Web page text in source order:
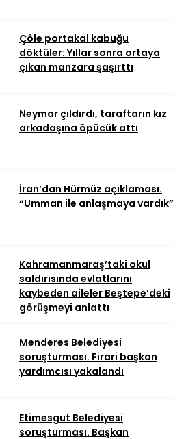
Çöle portakal kabuğu
döktüler: Yıllar sonra ortaya
çıkan manzara şaşırttı
Neymar çıldırdı, taraftarın kız
arkadaşına öpücük attı
İran’dan Hürmüz açıklaması.
“Umman ile anlaşmaya vardık”
Kahramanmaraş’taki okul
saldırısında evlatlarını
kaybeden aileler Beştepe’deki
görüşmeyi anlattı
Menderes Belediyesi
soruşturması. Firari başkan
yardımcısı yakalandı
Etimesgut Belediyesi
soruşturması. Başkan